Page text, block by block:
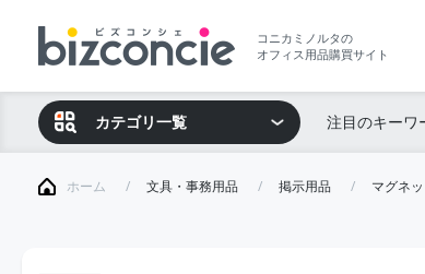
コニカミノルタの
オフィス用品購買サイト
カテゴリ一覧 注目のキーワ
ホーム 文具・事務用品 掲示用品 マグネッ